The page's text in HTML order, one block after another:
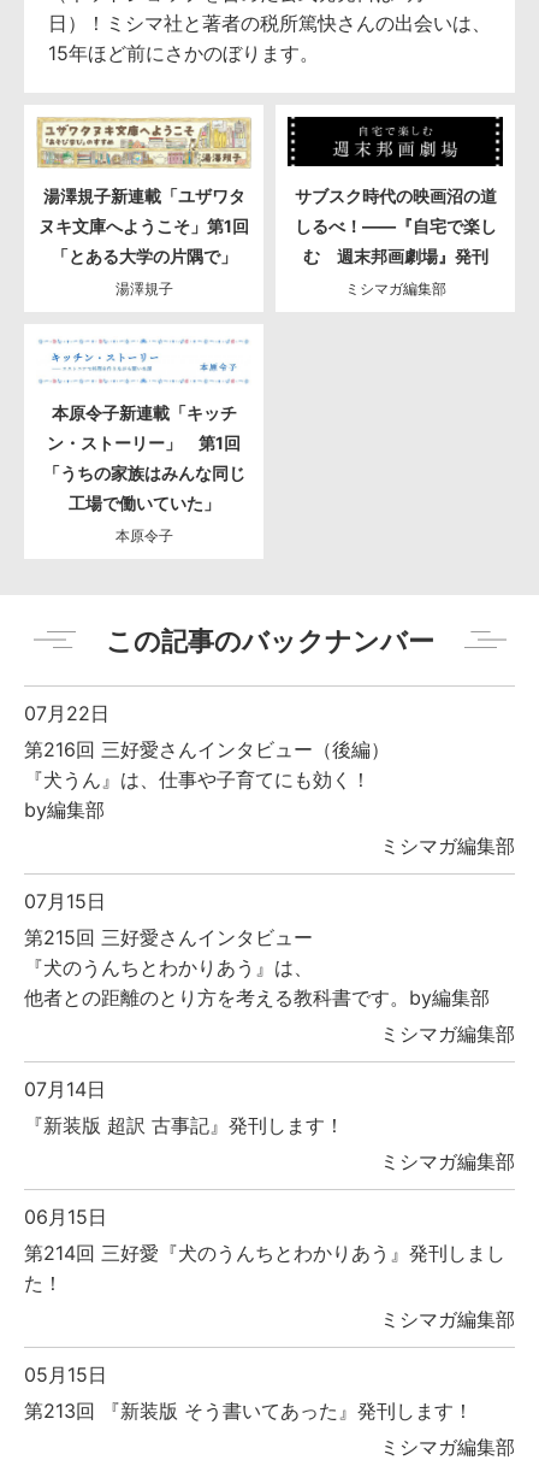
日）！ミシマ社と著者の税所篤快さんの出会いは、
15年ほど前にさかのぼります。
湯澤規子新連載「ユザワタ
ヌキ文庫へようこそ」第1回
「とある大学の片隅で」
湯澤規子
サブスク時代の映画沼の道
しるべ！――『自宅で楽し
む 週末邦画劇場』発刊
ミシマガ編集部
本原令子新連載「キッチ
ン・ストーリー」 第1回
「うちの家族はみんな同じ
工場で働いていた」
本原令子
この記事のバックナンバー
07月22日
第216回 三好愛さんインタビュー（後編）
『犬うん』は、仕事や子育てにも効く！
by編集部
ミシマガ編集部
07月15日
第215回 三好愛さんインタビュー
『犬のうんちとわかりあう』は、
他者との距離のとり方を考える教科書です。by編集部
ミシマガ編集部
07月14日
『新装版 超訳 古事記』発刊します！
ミシマガ編集部
06月15日
第214回 三好愛『犬のうんちとわかりあう』発刊しまし
た！
ミシマガ編集部
05月15日
第213回 『新装版 そう書いてあった』発刊します！
ミシマガ編集部